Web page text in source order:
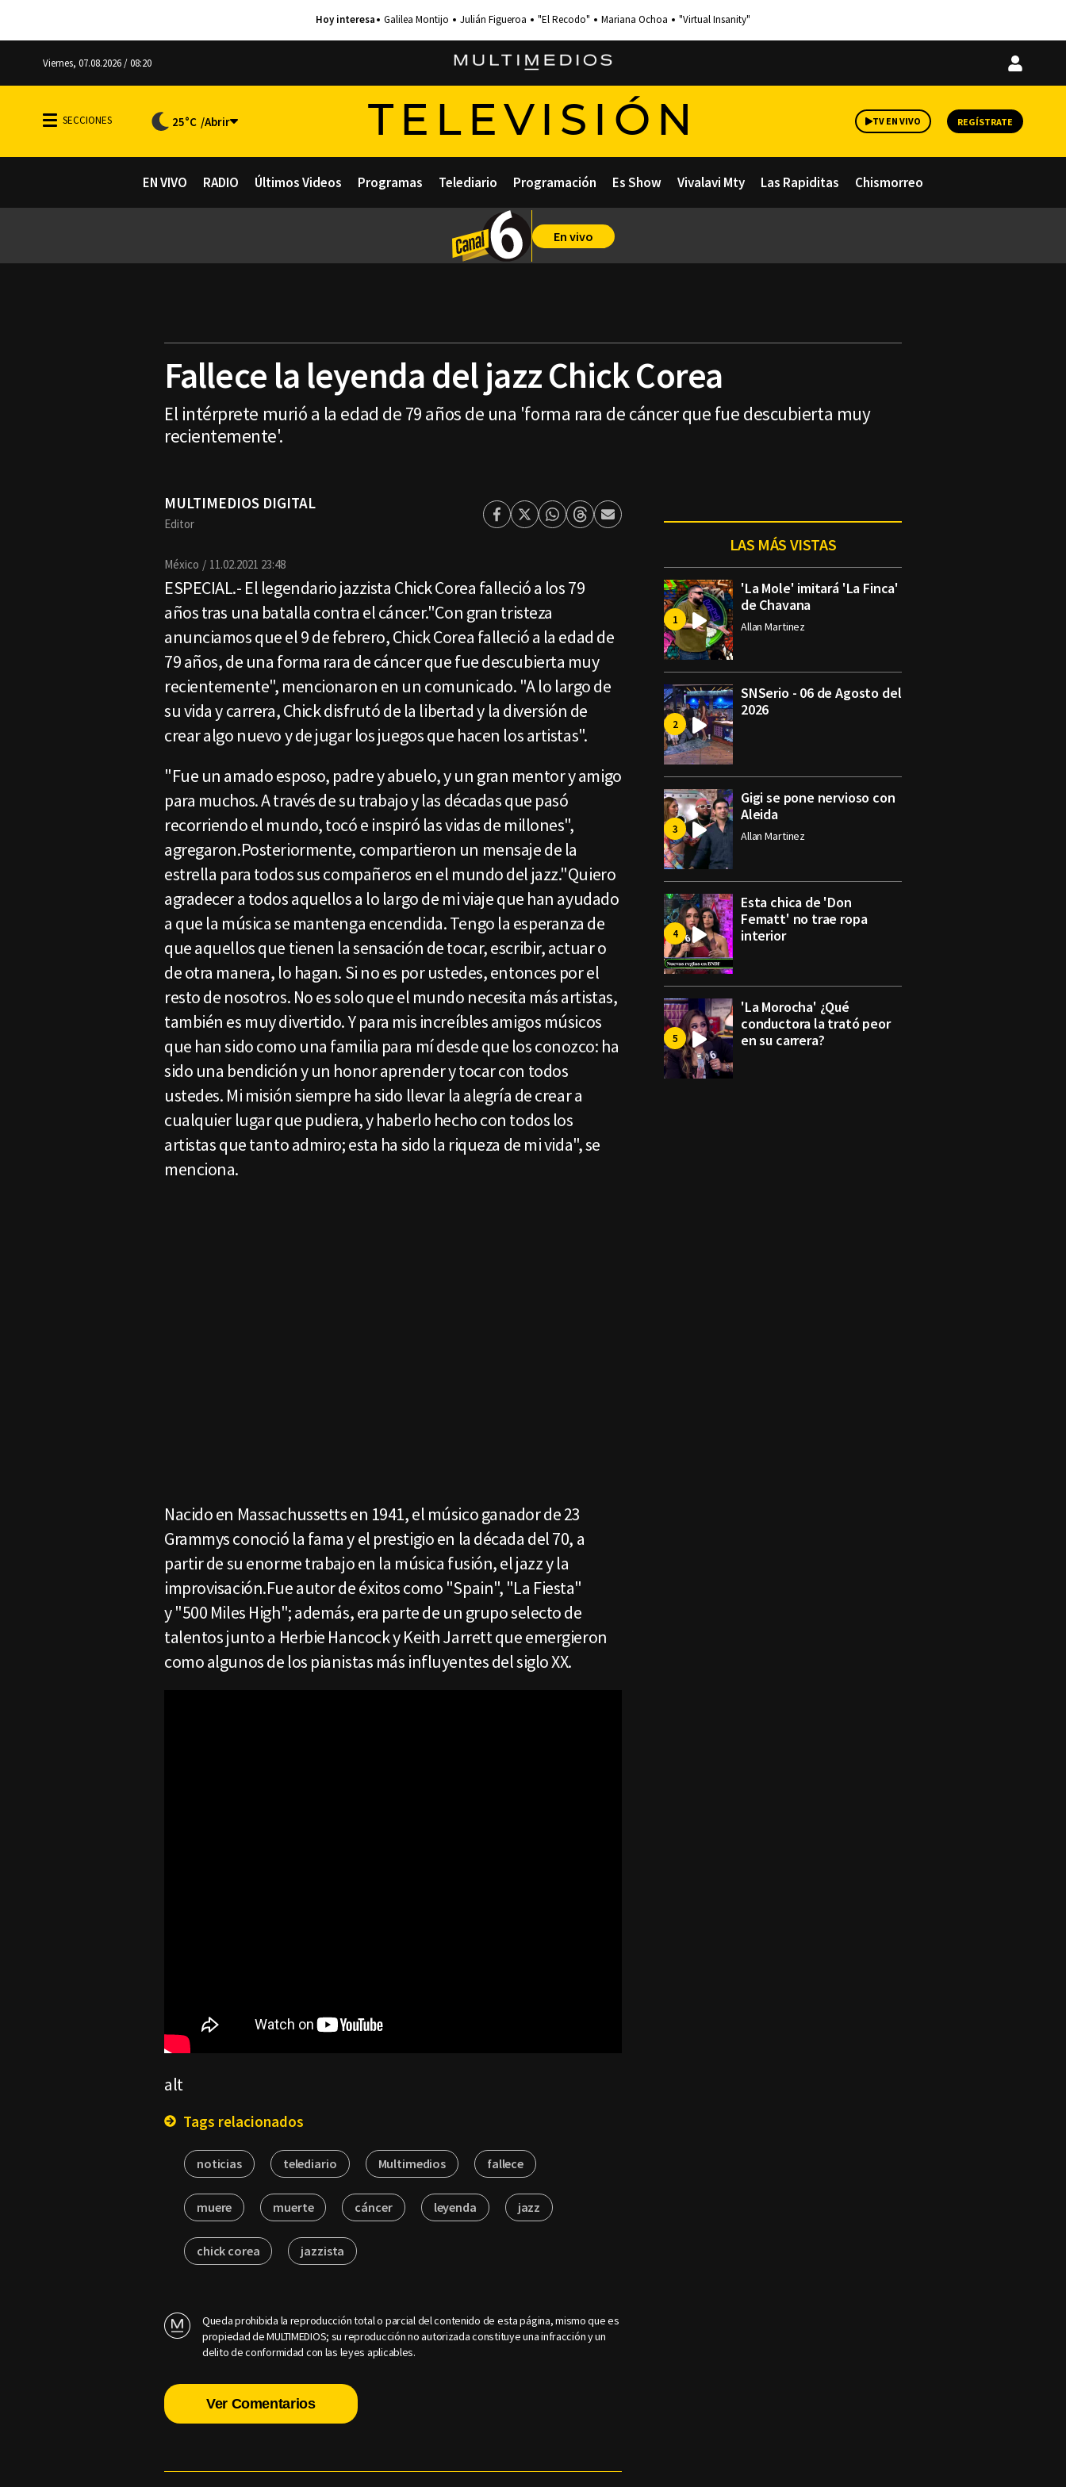
Galilea Montijo Julián Figueroa "El Recodo" Mariana Ochoa "Virtual Insanity"
Viernes, 07.08.2026 / 08:20
Iniciar
25°C TELEVISIÓN TV EN VIVO REGÍSTRATE
EN VIVO RADIO Últimos Videos Programas Telediario Programación Es Show Vivalavi Mty Las Rapiditas Chismorreo
En vivo
Fallece la leyenda del jazz Chick Corea
El intérprete murió a la edad de 79 años de una 'forma rara de cáncer que fue descubierta muy
recientemente'.
MULTIMEDIOS DIGITAL
Editor Facebook
TwitterWhatsapp
ThreadsEnviar
México 11.02.2021 23:48
ESPECIAL.- El legendario jazzista Chick Corea falleció a los 79
años tras una batalla contra el cáncer."Con gran tristeza
anunciamos que el 9 de febrero, Chick Corea falleció a la edad de
79 años, de una forma rara de cáncer que fue descubierta muy
recientemente", mencionaron en un comunicado. "A lo largo de
su vida y carrera, Chick disfrutó de la libertad y la diversión de
crear algo nuevo y de jugar los juegos que hacen los artistas".
"Fue un amado esposo, padre y abuelo, y un gran mentor y amigo
para muchos. A través de su trabajo y las décadas que pasó
recorriendo el mundo, tocó e inspiró las vidas de millones",
agregaron.Posteriormente, compartieron un mensaje de la
estrella para todos sus compañeros en el mundo del jazz."Quiero
agradecer a todos aquellos a lo largo de mi viaje que han ayudado
a que la música se mantenga encendida. Tengo la esperanza de
que aquellos que tienen la sensación de tocar, escribir, actuar o
de otra manera, lo hagan. Si no es por ustedes, entonces por el
resto de nosotros. No es solo que el mundo necesita más artistas,
también es muy divertido. Y para mis increíbles amigos músicos
que han sido como una familia para mí desde que los conozco: ha
sido una bendición y un honor aprender y tocar con todos
ustedes. Mi misión siempre ha sido llevar la alegría de crear a
cualquier lugar que pudiera, y haberlo hecho con todos los
artistas que tanto admiro; esta ha sido la riqueza de mi vida", se
menciona.
Nacido en Massachussetts en 1941, el músico ganador de 23
Grammys conoció la fama y el prestigio en la década del 70, a
partir de su enorme trabajo en la música fusión, el jazz y la
improvisación.Fue autor de éxitos como "Spain", "La Fiesta"
y "500 Miles High"; además, era parte de un grupo selecto de
talentos junto a Herbie Hancock y Keith Jarrett que emergieron
como algunos de los pianistas más influyentes del siglo XX.
alt
Tags relacionados
noticias telediario Multimedios fallece
muere muerte cáncer leyenda jazz
chick corea jazzista
Queda prohibida la reproducción total o parcial del contenido de esta página, mismo que es
propiedad de MULTIMEDIOS; su reproducción no autorizada constituye una infracción y un
delito de conformidad con las leyes aplicables.
Ver Comentarios
LAS MÁS VISTAS
'La Mole' imitará 'La Finca'
de Chavana
Allan Martinez
SNSerio - 06 de Agosto del
2026
Gigi se pone nervioso con
Aleida
Allan Martinez
Esta chica de 'Don
Fematt' no trae ropa
interior
'La Morocha' ¿Qué
conductora la trató peor
en su carrera?